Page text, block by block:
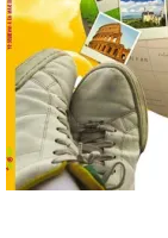
la Energía
Minero
MSP) y La
central de
El estreno
obra “De